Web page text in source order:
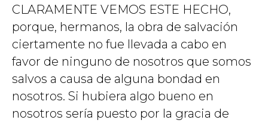
CLARAMENTE VEMOS ESTE HECHO,
porque, hermanos, la obra de salvación
ciertamente no fue llevada a cabo en
favor de ninguno de nosotros que somos
salvos a causa de alguna bondad en
nosotros. Si hubiera algo bueno en
nosotros sería puesto por la gracia de